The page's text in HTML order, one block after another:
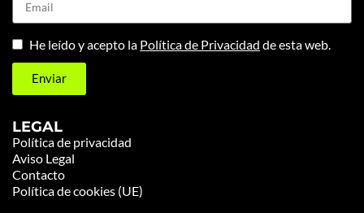
He leído y acepto la Política de Privacidad de esta web.
Enviar
LEGAL
Política de privacidad
Aviso Legal
Contacto
Política de cookies (UE)